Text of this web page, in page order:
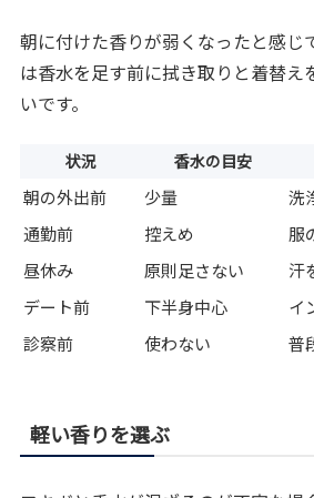
朝に付けた香りが弱くなったと感じ
は香水を足す前に拭き取りと着替え
いです。
状況 香水の目安
朝の外出前 少量
洗
通勤前
控えめ
服
昼休み
原則足さない
汗
デート前
下半身中心
イ
診察前
使わない 普
軽い香りを選ぶ